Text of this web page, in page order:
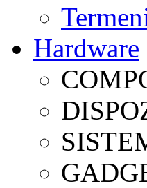
Hardware